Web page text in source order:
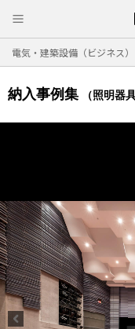
電気・建築設備（ビジネス）
納入事例集 （照明器具